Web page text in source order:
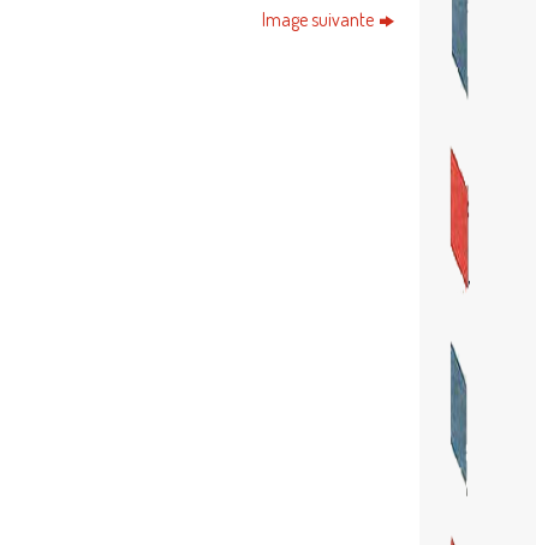
Image suivante